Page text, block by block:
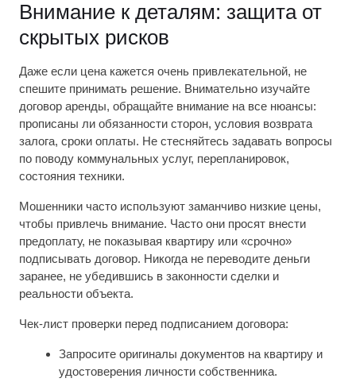
Внимание к деталям: защита от
скрытых рисков
Даже если цена кажется очень привлекательной, не
спешите принимать решение. Внимательно изучайте
договор аренды, обращайте внимание на все нюансы:
прописаны ли обязанности сторон, условия возврата
залога, сроки оплаты. Не стесняйтесь задавать вопросы
по поводу коммунальных услуг, перепланировок,
состояния техники.
Мошенники часто используют заманчиво низкие цены,
чтобы привлечь внимание. Часто они просят внести
предоплату, не показывая квартиру или «срочно»
подписывать договор. Никогда не переводите деньги
заранее, не убедившись в законности сделки и
реальности объекта.
Чек-лист проверки перед подписанием договора:
Запросите оригиналы документов на квартиру и
удостоверения личности собственника.